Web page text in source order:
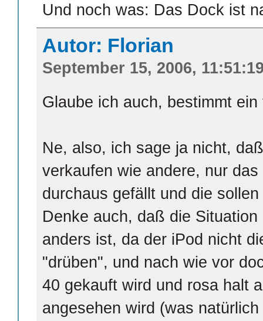
Und noch was: Das Dock ist
Autor: Florian
September 15, 2006,
Glaube ich auch, bestimmt
Ne, also, ich sage ja nicht,
verkaufen wie andere, nur
durchaus gefällt und die
Denke auch, daß die
anders ist, da der iPod nicht
"drüben", und nach wie vor
40 gekauft wird und rosa halt
angesehen wird (was